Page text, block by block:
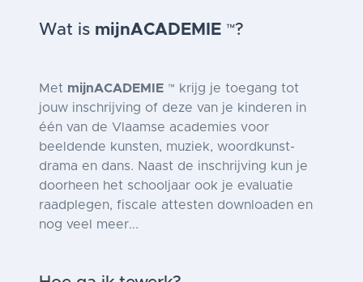
Wat is mijnACADEMIE ™?
Met mijnACADEMIE ™ krijg je toegang tot
jouw inschrijving of deze van je kinderen in
één van de Vlaamse academies voor
beeldende kunsten, muziek, woordkunst-
drama en dans. Naast de inschrijving kun je
doorheen het schooljaar ook je evaluatie
raadplegen, fiscale attesten downloaden en
nog veel meer...